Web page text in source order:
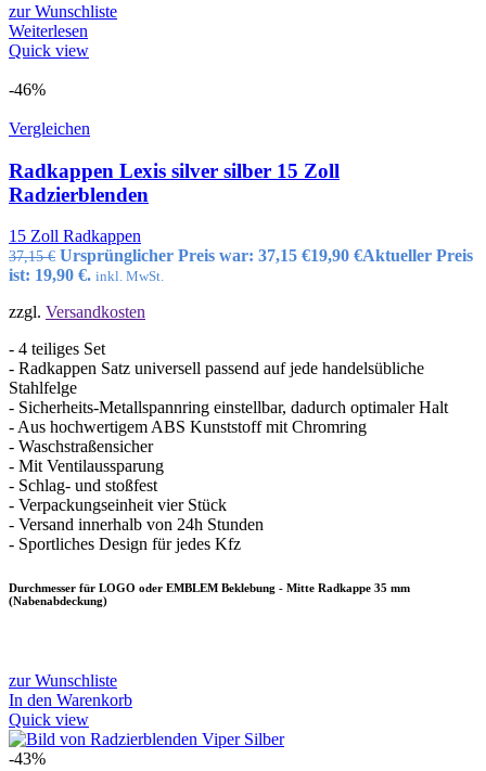
zur Wunschliste
Weiterlesen
Quick view
-46%
Vergleichen
Radkappen Lexis silver silber 15 Zoll
Radzierblenden
15 Zoll Radkappen
37,15€ Ursprünglicher Preis war: 37,15 €19,90 €Aktueller Preis
ist: 19,90 €. inkl. MwSt.
zzgl. Versandkosten
- 4 teiliges Set
- Radkappen Satz universell passend auf jede handelsübliche
Stahlfelge
- Sicherheits-Metallspannring einstellbar, dadurch optimaler Halt
- Aus hochwertigem ABS Kunststoff mit Chromring
- Waschstraßensicher
- Mit Ventilaussparung
- Schlag- und stoßfest
- Verpackungseinheit vier Stück
- Versand innerhalb von 24h Stunden
- Sportliches Design für jedes Kfz
Durchmesser für LOGO oder EMBLEM Beklebung - Mitte Radkappe 35 mm
(Nabenabdeckung)
zur Wunschliste
In den Warenkorb
Quick view
-43%